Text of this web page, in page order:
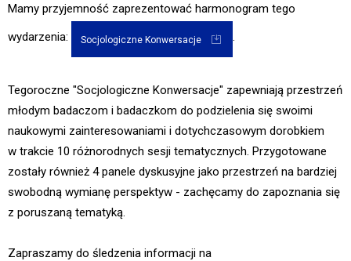
Mamy przyjemność zaprezentować harmonogram tego
wydarzenia:
Socjologiczne Konwersacje
Tegoroczne "Socjologiczne Konwersacje" zapewniają przestrzeń
młodym badaczom i badaczkom do podzielenia się swoimi
naukowymi zainteresowaniami i dotychczasowym dorobkiem
w trakcie 10 różnorodnych sesji tematycznych. Przygotowane
zostały również 4 panele dyskusyjne jako przestrzeń na bardziej
swobodną wymianę perspektyw - zachęcamy do zapoznania się
z poruszaną tematyką.
Zapraszamy do śledzenia informacji na